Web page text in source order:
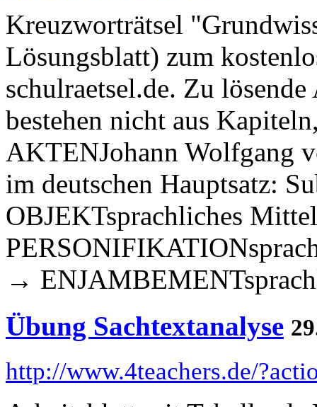
Kreuzworträtsel
Lösungsblatt) zum
schulraetsel.de. Zu
bestehen nicht aus
AKTENJohann Wolfgang
im deutschen Hauptsatz:
OBJEKTsprachliches
→
Übung Sachtextanalyse
http://www.4teachers.de/